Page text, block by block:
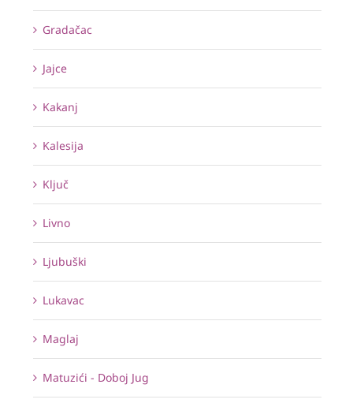
Gradačac
Jajce
Kakanj
Kalesija
Ključ
Livno
Ljubuški
Lukavac
Maglaj
Matuzići - Doboj Jug